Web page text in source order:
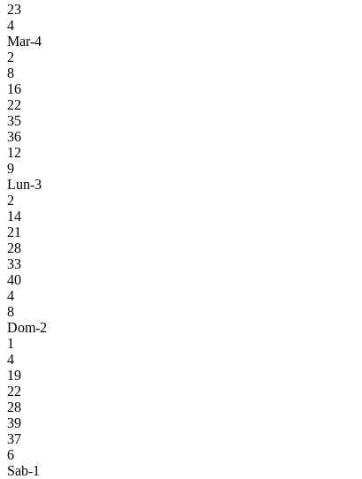
23
4
Mar-4
2
8
16
22
35
36
12
9
Lun-3
2
14
21
28
33
40
4
8
Dom-2
1
4
19
22
28
39
37
6
Sab-1